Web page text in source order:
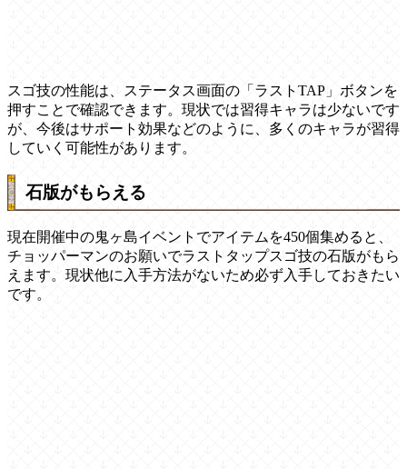
スゴ技の性能は、ステータス画面の「ラストTAP」ボタンを
押すことで確認できます。現状では習得キャラは少ないです
が、今後はサポート効果などのように、多くのキャラが習得
していく可能性があります。
石版がもらえる
現在開催中の鬼ヶ島イベントでアイテムを450個集めると、
チョッパーマンのお願いでラストタップスゴ技の石版がもら
えます。現状他に入手方法がないため必ず入手しておきたい
です。